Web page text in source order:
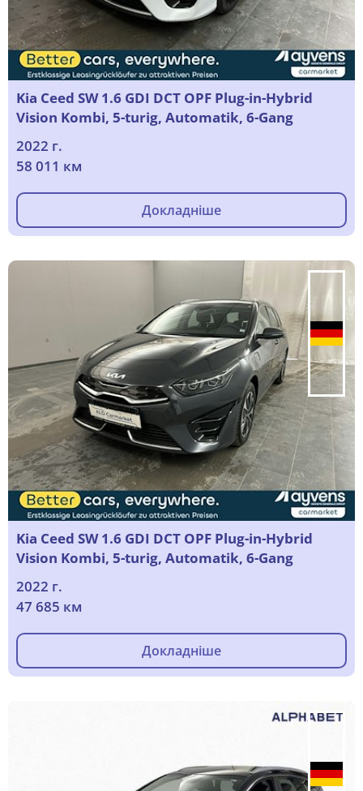
Kia Ceed SW 1.6 GDI DCT OPF Plug-in-Hybrid
Vision Kombi, 5-turig, Automatik, 6-Gang
2022 г.
58 011 км
Докладніше
Kia Ceed SW 1.6 GDI DCT OPF Plug-in-Hybrid
Vision Kombi, 5-turig, Automatik, 6-Gang
2022 г.
47 685 км
Докладніше